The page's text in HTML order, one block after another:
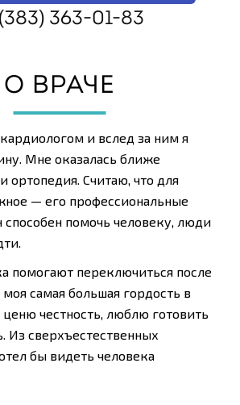
363-01-83
О ВРАЧЕ
и вслед за ним я
Мне оказалась ближе
ортопедия. Считаю, что для
— его профессиональные
способен помочь человеку, люди
помогают переключиться после
самая большая гордость в
честность, люблю готовить
Из сверхъестественных
бы видеть человека